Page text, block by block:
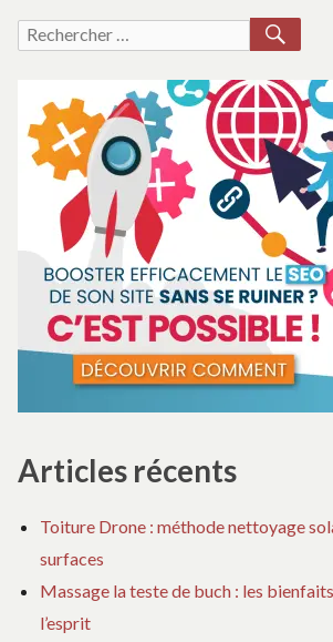
Recherche
Articles récents
Toiture Drone : méthode nettoyage
surfaces
Massage la teste de buch : les
l’esprit